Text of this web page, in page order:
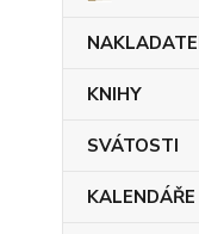
KNIHY
SVÁTOSTI
KALENDÁŘE